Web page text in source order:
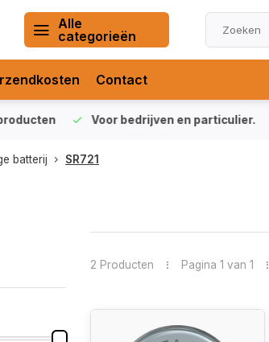
Alle
categorieën
Contact
Voor bedrijven en particulier.
batterij SR721
2 Producten Pagina 1 van 1